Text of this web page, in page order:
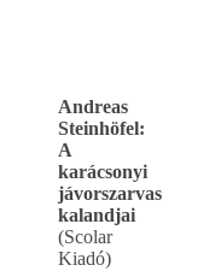
Andreas
Steinhöfel:
A
karácsonyi
jávorszarvas
kalandjai
(Scolar
Kiadó)